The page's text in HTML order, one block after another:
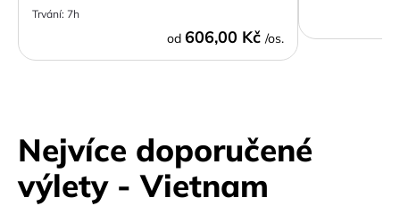
Trvání: 7h
od 606,00 Kč /os.
Nejvíce doporučené
výlety - Vietnam